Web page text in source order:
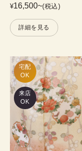
¥16,500~(税込)
詳細を見る
宅配
OK
来店
OK